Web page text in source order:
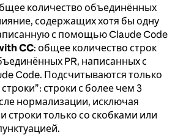
количество объединённых
содержащих хотя бы одну
с помощью Claude Code
CC: общее количество строк
PR, написанных с
Code. Подсчитываются только
строки с более чем 3
нормализации, исключая
строки только со скобками или